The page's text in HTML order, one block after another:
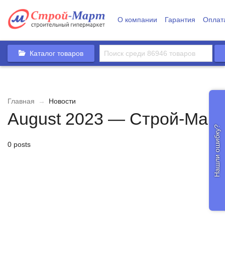
О компании Гарантия
Каталог товаров
Главная → Новости
August 2023 — Строй-Март
0 posts Нашли ошибку?